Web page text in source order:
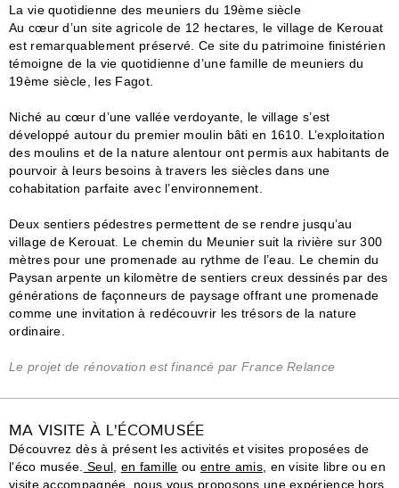
La vie quotidienne des meuniers du 19ème siècle
Au cœur d’un site agricole de 12 hectares, le village de Kerouat
est remarquablement préservé. Ce site du patrimoine finistérien
témoigne de la vie quotidienne d’une famille de meuniers du
19ème siècle, les Fagot.
Niché au cœur d’une vallée verdoyante, le village s’est
développé autour du premier moulin bâti en 1610. L’exploitation
des moulins et de la nature alentour ont permis aux habitants de
pourvoir à leurs besoins à travers les siècles dans une
cohabitation parfaite avec l’environnement.
Deux sentiers pédestres permettent de se rendre jusqu’au
village de Kerouat. Le chemin du Meunier suit la rivière sur 300
mètres pour une promenade au rythme de l’eau. Le chemin du
Paysan arpente un kilomètre de sentiers creux dessinés par des
générations de façonneurs de paysage offrant une promenade
comme une invitation à redécouvrir les trésors de la nature
ordinaire.
Le projet de rénovation est financé par France Relance
MA VISITE À L'ÉCOMUSÉE
Découvrez dès à présent les activités et visites proposées de
l'éco musée. Seul, en famille ou entre amis, en visite libre ou en
visite accompagnée, nous vous proposons une expérience hors